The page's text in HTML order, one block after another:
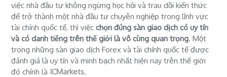
việc nhà đầu tư không ngừng học hỏi và trau dồi kiến thức
để trở thành một nhà đầu tư chuyên nghiệp trong lĩnh vực
tài chính quốc tế, thì việcchọn đúng sàn giao dịch có uy tín
và có danh tiếng trên thế giới là vô cùng quan trọng. Một
trong những sàn giao dịch Forex và tài chính quốc tế được
đánh giá là uy tín và minh bạch nhất hiện nay trên thế giới
đó chính là ICMarkets.